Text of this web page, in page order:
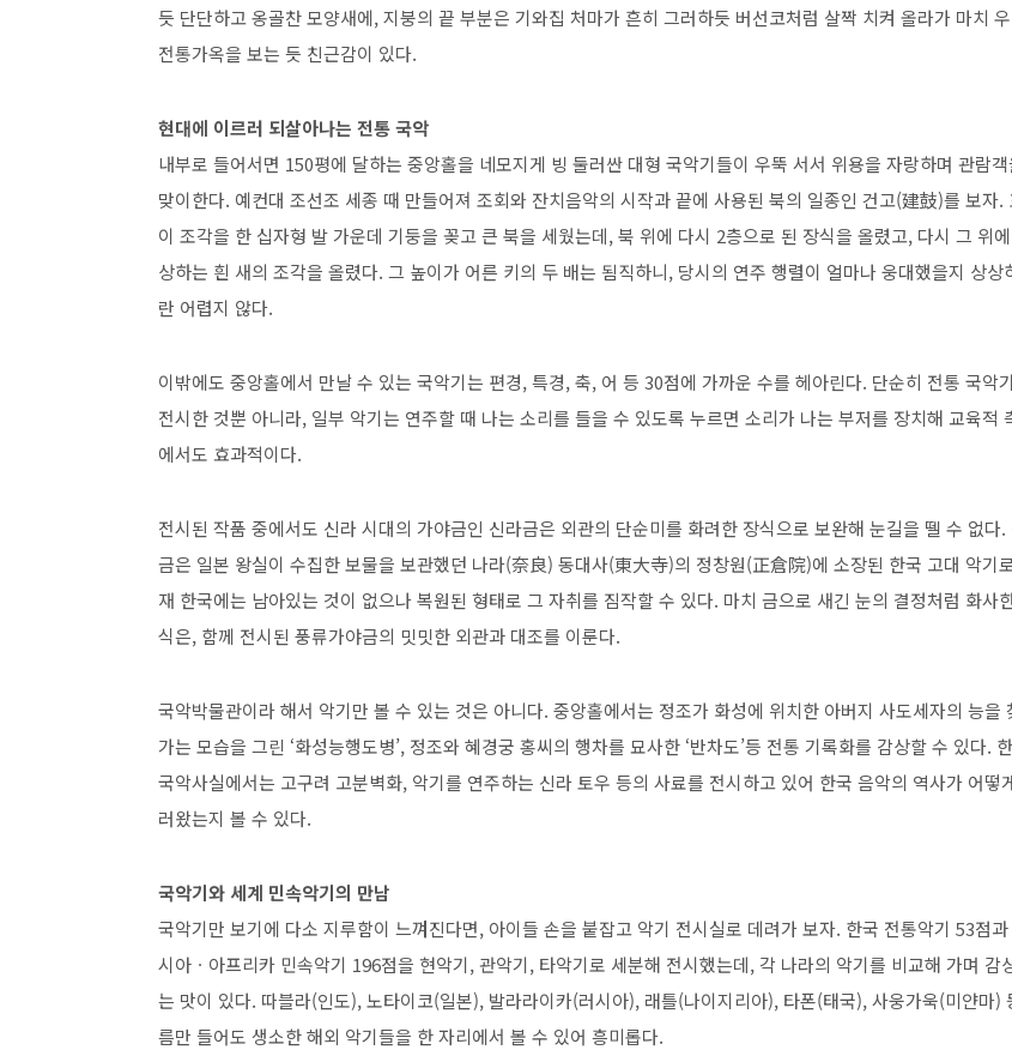
듯 단단하고 옹골찬 모양새에, 지붕의 끝 부분은 기와집 처마가 흔히 그러하듯 버선코처럼 살짝 치켜 올라가 마치
전통가옥을 보는 듯 친근감이 있다.
현대에 이르러 되살아나는 전통 국악
내부로 들어서면 150평에 달하는 중앙홀을 네모지게 빙 둘러싼 대형 국악기들이 우뚝 서서 위용을 자랑하며 관람객
맞이한다. 예컨대 조선조 세종 때 만들어져 조회와 잔치음악의 시작과 끝에 사용된 북의 일종인 건고(建鼓)를 보자.
이 조각을 한 십자형 발 가운데 기둥을 꽂고 큰 북을 세웠는데, 북 위에 다시 2층으로 된 장식을 올렸고, 다시 그 위
상하는 흰 새의 조각을 올렸다. 그 높이가 어른 키의 두 배는 됨직하니, 당시의 연주 행렬이 얼마나 웅대했을지 상상
란 어렵지 않다.
이밖에도 중앙홀에서 만날 수 있는 국악기는 편경, 특경, 축, 어 등 30점에 가까운 수를 헤아린다. 단순히 전통 국악
전시한 것뿐 아니라, 일부 악기는 연주할 때 나는 소리를 들을 수 있도록 누르면 소리가 나는 부저를 장치해 교육적
에서도 효과적이다.
전시된 작품 중에서도 신라 시대의 가야금인 신라금은 외관의 단순미를 화려한 장식으로 보완해 눈길을 뗄 수 없다.
금은 일본 왕실이 수집한 보물을 보관했던 나라(奈良) 동대사(東大寺)의 정창원(正倉院)에 소장된 한국 고대 악기
재 한국에는 남아있는 것이 없으나 복원된 형태로 그 자취를 짐작할 수 있다. 마치 금으로 새긴 눈의 결정처럼 화사
식은, 함께 전시된 풍류가야금의 밋밋한 외관과 대조를 이룬다.
국악박물관이라 해서 악기만 볼 수 있는 것은 아니다. 중앙홀에서는 정조가 화성에 위치한 아버지 사도세자의 능을
가는 모습을 그린 ‘화성능행도병’, 정조와 혜경궁 홍씨의 행차를 묘사한 ‘반차도’등 전통 기록화를 감상할 수 있다.
국악사실에서는 고구려 고분벽화, 악기를 연주하는 신라 토우 등의 사료를 전시하고 있어 한국 음악의 역사가 어떻
러왔는지 볼 수 있다.
국악기와 세계 민속악기의 만남
국악기만 보기에 다소 지루함이 느껴진다면, 아이들 손을 붙잡고 악기 전시실로 데려가 보자. 한국 전통악기 53점
시아ㆍ아프리카 민속악기 196점을 현악기, 관악기, 타악기로 세분해 전시했는데, 각 나라의 악기를 비교해 가며 감
는 맛이 있다. 따블라(인도), 노타이코(일본), 발라라이카(러시아), 래틀(나이지리아), 타폰(태국), 사웅가욱(미얀마)
름만 들어도 생소한 해외 악기들을 한 자리에서 볼 수 있어 흥미롭다.